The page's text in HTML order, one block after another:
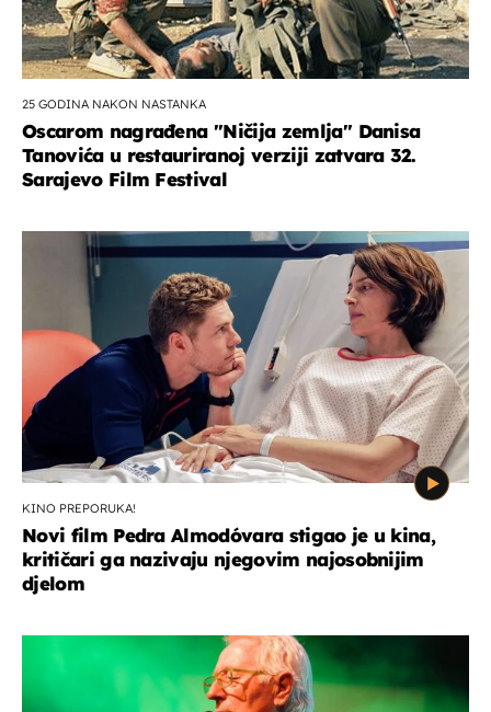
25 GODINA NAKON NASTANKA
Oscarom nagrađena ''Ničija zemlja'' Danisa
Tanovića u restauriranoj verziji zatvara 32.
Sarajevo Film Festival
KINO PREPORUKA!
Novi film Pedra Almodóvara stigao je u kina,
kritičari ga nazivaju njegovim najosobnijim
djelom